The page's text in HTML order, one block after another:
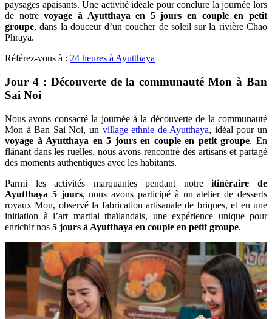
paysages apaisants. Une activité idéale pour conclure la journée lors
de notrevoyage à Ayutthaya en 5 jours en couple en petit
groupe, dans la douceur d’un coucher de soleil sur la rivière Chao
Phraya.
Référez-vous à : 24 heures à Ayutthaya
Jour 4 : Découverte de la communauté Mon à Ban
Sai Noi
Nous avons consacré la journée à la découverte de la communauté
Mon à Ban Sai Noi, un village ethnie de Ayutthaya, idéal pour un
voyage à Ayutthaya en 5 jours en couple en petit groupe. En
flânant dans les ruelles, nous avons rencontré des artisans et partagé
des moments authentiques avec les habitants.
Parmi les activités marquantes pendant notreitinéraire de
Ayutthaya 5 jours, nous avons participé à un atelier de desserts
royaux Mon, observé la fabrication artisanale de briques, et eu une
initiation à l’art martial thaïlandais, une expérience unique pour
enrichir nos 5 jours à Ayutthaya en couple en petit groupe.